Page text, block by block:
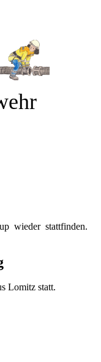
wieder stattfinden.
Lomitz statt.